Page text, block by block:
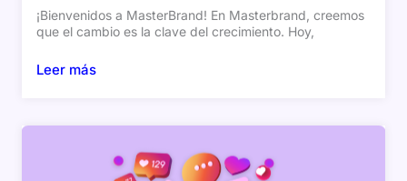
¡Bienvenidos a MasterBrand! En Masterbrand, creemos
que el cambio es la clave del crecimiento. Hoy,
Leer más